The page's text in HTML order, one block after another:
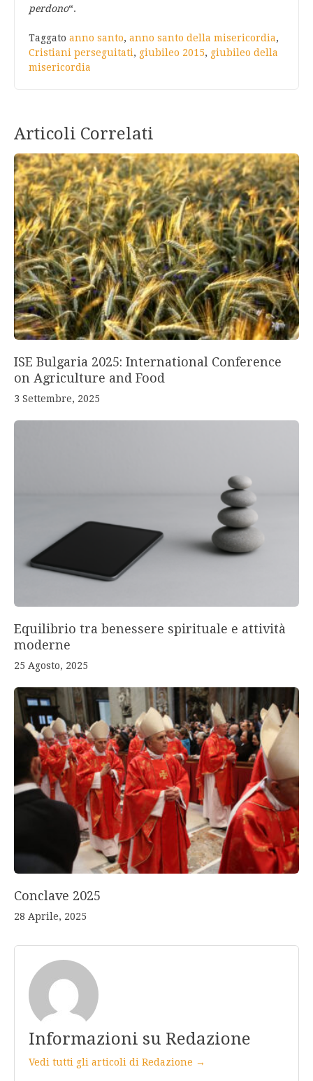
perdono“.
Taggato anno santo, anno santo della misericordia,
Cristiani perseguitati, giubileo 2015, giubileo della
misericordia
Articoli Correlati
ISE Bulgaria 2025: International Conference
on Agriculture and Food
3 Settembre, 2025
Equilibrio tra benessere spirituale e attività
moderne
25 Agosto, 2025
Conclave 2025
28 Aprile, 2025
Informazioni su Redazione
Vedi tutti gli articoli di Redazione →